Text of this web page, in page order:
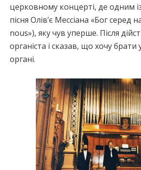
церковному концерті, де одним
пісня Олів’є Мессіана «Бог серед
nous»), яку чув уперше. Після
органіста і сказав, що хочу брати
органі.